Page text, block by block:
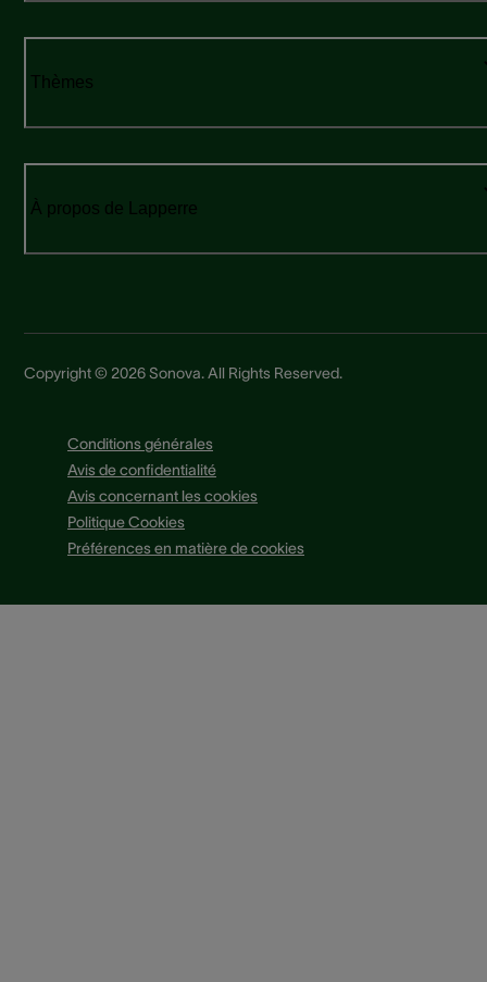
Thèmes
À propos de Lapperre
Copyright © 2026 Sonova. All Rights Reserved.
Conditions générales
Avis de confidentialité
Avis concernant les cookies
Politique Cookies
Préférences en matière de cookies